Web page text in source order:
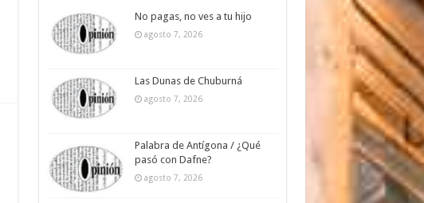
No pagas, no ves a tu hijo
agosto 7, 2026
Las Dunas de Chuburná
agosto 7, 2026
Palabra de Antígona / ¿Qué
pasó con Dafne?
agosto 7, 2026